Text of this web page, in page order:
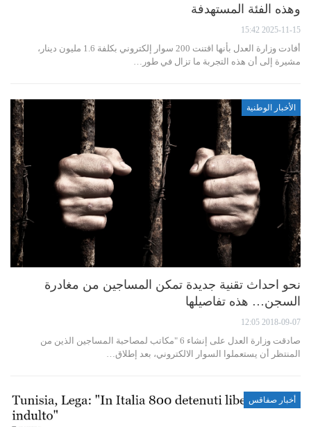
وهذه الفئة المستهدفة
2025-11-15 15:42
أفادت وزارة العدل بأنها اقتنت 200 سوار إلكتروني بكلفة 1.6 مليون دينار،
مشيرة إلى أن هذه التجربة ما تزال في طور…
الأخبار الوطنية
نحو احداث تقنية جديدة تمكن المساجين من مغادرة
السجن… هذه تفاصيلها
2018-09-07 12:05
صادقت وزارة العدل على إنشاء 6 "مكاتب لمصاحبة المساجين الذين من
المنتظر أن يستعملوا السوار الالكتروني، بعد إطلاق…
أخبار صفاقس